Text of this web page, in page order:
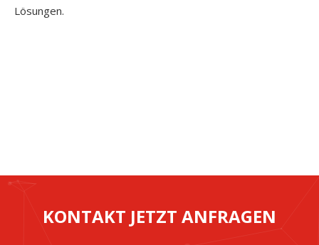
Lösungen.
KONTAKT JETZT ANFRAGEN